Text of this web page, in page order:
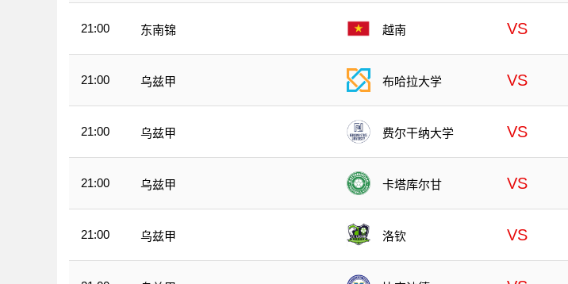
21:00 东南锦 越南 VS
21:00 乌兹甲 布哈拉大学 VS
21:00 乌兹甲 费尔干纳大学 VS
21:00 乌兹甲 卡塔库尔甘 VS
21:00 乌兹甲 洛钦 VS